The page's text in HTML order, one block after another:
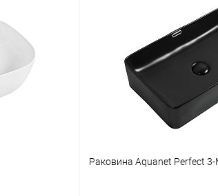
Раковина Aquanet Perfect